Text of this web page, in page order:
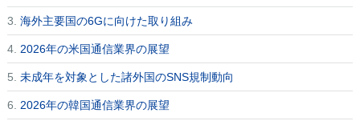
3. 海外主要国の6Gに向けた取り組み
4. 2026年の米国通信業界の展望
5. 未成年を対象とした諸外国のSNS規制動向
6. 2026年の韓国通信業界の展望